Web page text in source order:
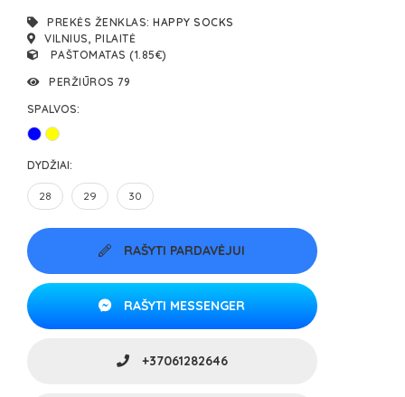
PREKĖS ŽENKLAS:HAPPY SOCKS
VILNIUS, PILAITĖ
PAŠTOMATAS (1.85€)
PERŽIŪROS 79
SPALVOS:
DYDŽIAI:
28 29 30
RAŠYTI PARDAVĖJUI
RAŠYTI MESSENGER
+37061282646